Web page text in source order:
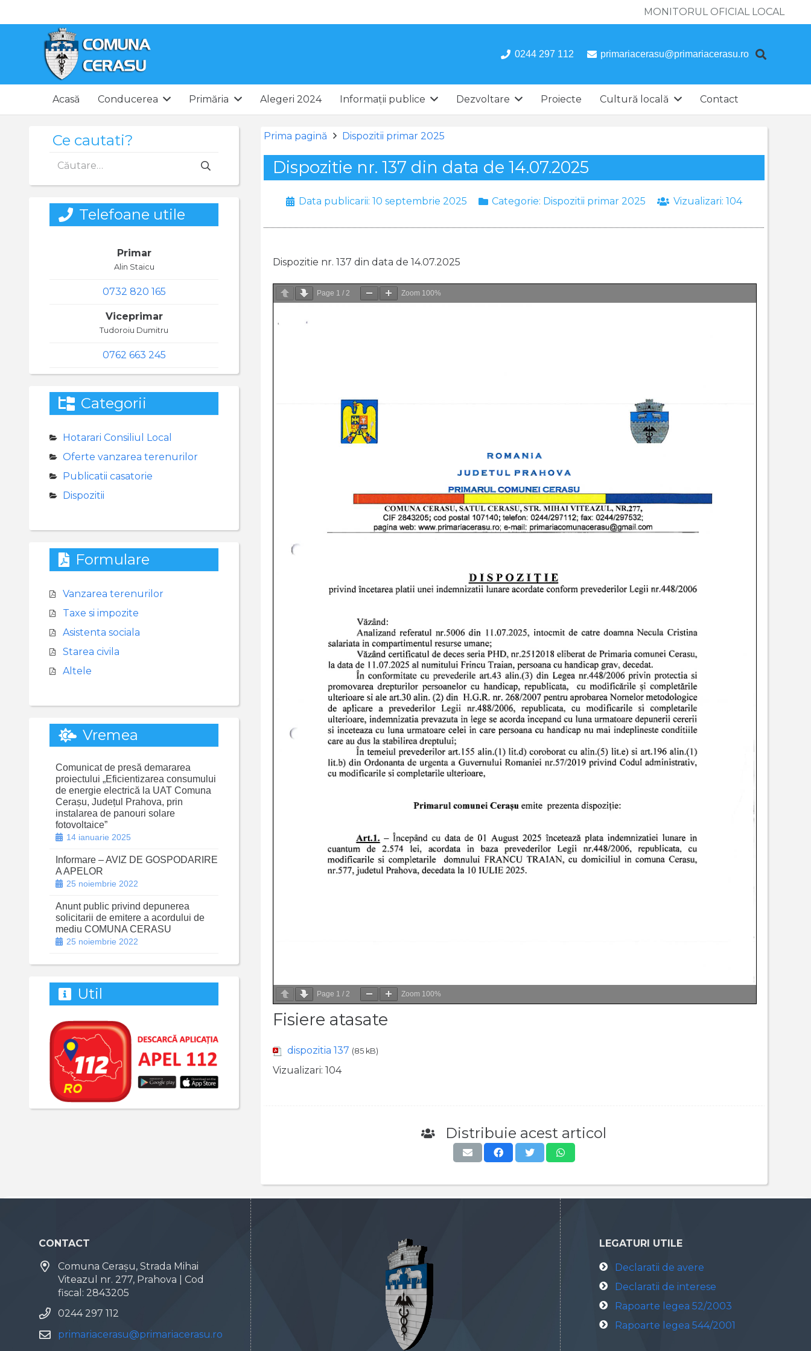
MONITORUL OFICIAL LOCAL
0244 297 112 primariacerasu@primariacerasu.ro
Acasă Conducerea Primăria Alegeri 2024 Informații publice Dezvoltare Proiecte Cultură locală Contact
Prima pagină Dispozitii primar 2025
Dispozitie nr. 137 din data de 14.07.2025
Data publicarii: 10 septembrie 2025 Categorie: Dispozitii primar 2025 Vizualizari: 104
Dispozitie nr. 137 din data de 14.07.2025
Page 1 / 2 Zoom 100%
Page 1 / 2 Zoom 100%
Fisiere atasate
dispozitia 137 (85 kB)
Vizualizari: 104
Distribuie acest articol
Ce cautati?
după:
Telefoane utile
Primar
Alin Staicu
0732 820 165
Viceprimar
Tudoroiu Dumitru
0762 663 245
Categorii
Hotarari Consiliul Local
Oferte vanzarea terenurilor
Publicatii casatorie
Dispozitii
Formulare
Vanzarea terenurilor
Taxe si impozite
Asistenta sociala
Starea civila
Altele
Vremea
Comunicat de presă demararea
proiectului „Eficientizarea consumului
de energie electrică la UAT Comuna
Cerașu, Județul Prahova, prin
instalarea de panouri solare
fotovoltaice”
14 ianuarie 2025
Informare – AVIZ DE GOSPODARIRE
A APELOR
25 noiembrie 2022
Anunt public privind depunerea
solicitarii de emitere a acordului de
mediu COMUNA CERASU
25 noiembrie 2022
Util
CONTACT
Comuna Cerașu, Strada Mihai
Viteazul nr. 277, Prahova | Cod
fiscal: 2843205
0244 297 112
primariacerasu@primariacerasu.ro
LEGATURI UTILE
Declaratii de avere
Declaratii de interese
Rapoarte legea 52/2003
Rapoarte legea 544/2001